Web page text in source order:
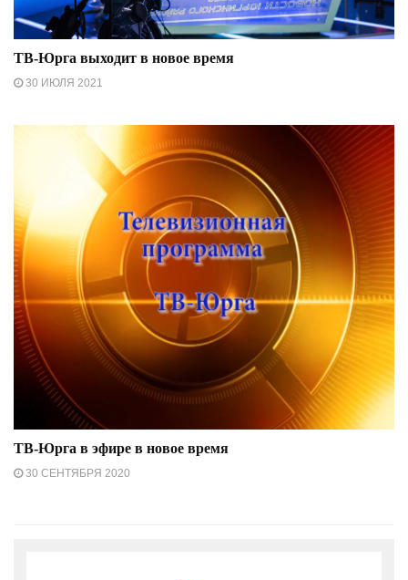
ТВ-Юрга выходит в новое время
30 ИЮЛЯ 2021
ТВ-Юрга в эфире в новое время
30 СЕНТЯБРЯ 2020